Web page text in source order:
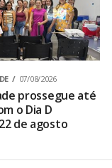
07/08/2026
prossegue até
o Dia D
de agosto